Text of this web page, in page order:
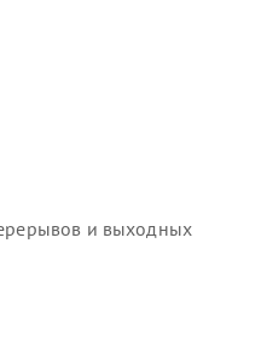
и выходных